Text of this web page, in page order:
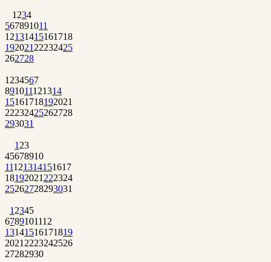
1 234
567891011
12131415161718
192021 22232425
262728
1 234567
891011121314
15161718192021
22232425262728
293031
1 23
45678910
11121314151617
18192021 222324
25262728293031
1 2345
6789101112
13141516171819
2021 2223242526
27282930